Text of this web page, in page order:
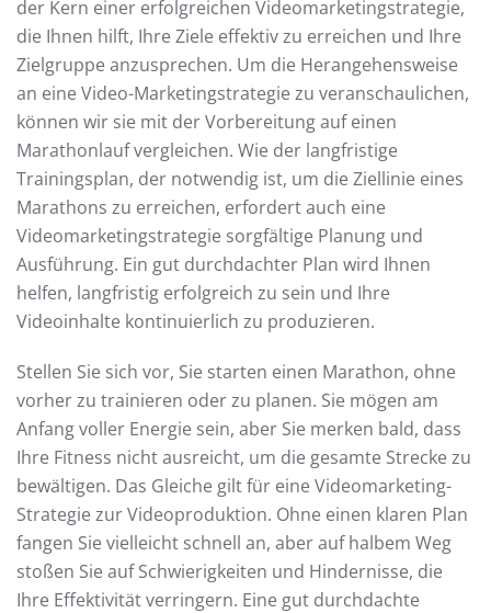
der Kern einer erfolgreichen Videomarketingstrategie,
die Ihnen hilft, Ihre Ziele effektiv zu erreichen und Ihre
Zielgruppe anzusprechen. Um die Herangehensweise
an eine Video-Marketingstrategie zu veranschaulichen,
können wir sie mit der Vorbereitung auf einen
Marathonlauf vergleichen. Wie der langfristige
Trainingsplan, der notwendig ist, um die Ziellinie eines
Marathons zu erreichen, erfordert auch eine
Videomarketingstrategie sorgfältige Planung und
Ausführung. Ein gut durchdachter Plan wird Ihnen
helfen, langfristig erfolgreich zu sein und Ihre
Videoinhalte kontinuierlich zu produzieren.
Stellen Sie sich vor, Sie starten einen Marathon, ohne
vorher zu trainieren oder zu planen. Sie mögen am
Anfang voller Energie sein, aber Sie merken bald, dass
Ihre Fitness nicht ausreicht, um die gesamte Strecke zu
bewältigen. Das Gleiche gilt für eine Videomarketing-
Strategie zur Videoproduktion. Ohne einen klaren Plan
fangen Sie vielleicht schnell an, aber auf halbem Weg
stoßen Sie auf Schwierigkeiten und Hindernisse, die
Ihre Effektivität verringern. Eine gut durchdachte